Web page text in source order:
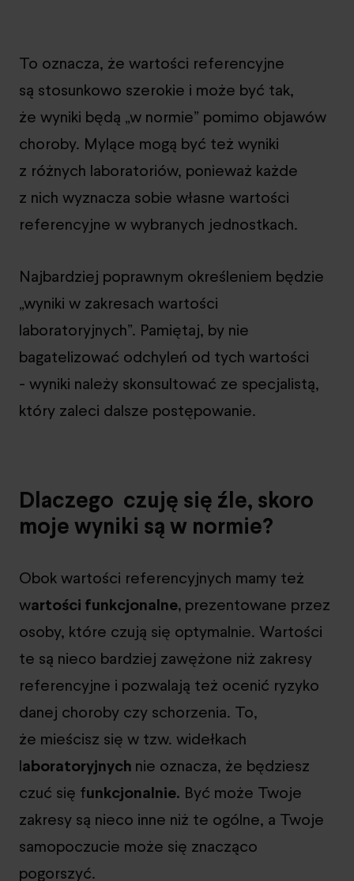
To oznacza, że wartości referencyjne
są stosunkowo szerokie i może być tak,
że wyniki będą „w normie” pomimo objawów
choroby. Mylące mogą być też wyniki
z różnych laboratoriów, ponieważ każde
z nich wyznacza sobie własne wartości
referencyjne w wybranych jednostkach.
Najbardziej poprawnym określeniem będzie
„wyniki w zakresach wartości
laboratoryjnych”. Pamiętaj, by nie
bagatelizować odchyleń od tych wartości
- wyniki należy skonsultować ze specjalistą,
który zaleci dalsze postępowanie.
Dlaczego czuję się źle, skoro
moje wyniki są w normie?
Obok wartości referencyjnych mamy też
wartości funkcjonalne, prezentowane przez
osoby, które czują się optymalnie. Wartości
te są nieco bardziej zawężone niż zakresy
referencyjne i pozwalają też ocenić ryzyko
danej choroby czy schorzenia. To,
że mieścisz się w tzw. widełkach
laboratoryjnych nie oznacza, że będziesz
czuć się funkcjonalnie. Być może Twoje
zakresy są nieco inne niż te ogólne, a Twoje
samopoczucie może się znacząco
pogorszyć.